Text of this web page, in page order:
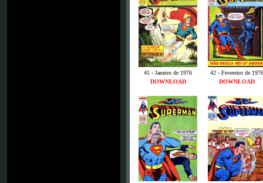
41 - Janeiro de 1976
42 - Fevereiro de 1976
DOWNLOAD
DOWNLOAD